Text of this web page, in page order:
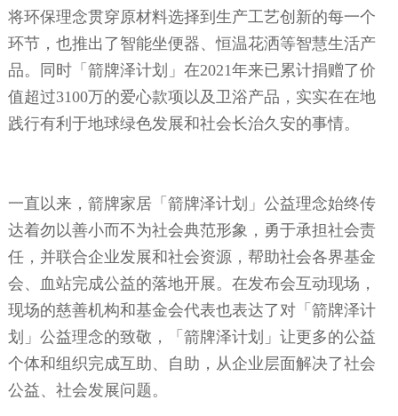
将环保理念贯穿原材料选择到生产工艺创新的每一个
环节，也推出了智能坐便器、恒温花洒等智慧生活产
品。同时「箭牌泽计划」在2021年来已累计捐赠了价
值超过3100万的爱心款项以及卫浴产品，实实在在地
践行有利于地球绿色发展和社会长治久安的事情。
一直以来，箭牌家居「箭牌泽计划」公益理念始终传
达着勿以善小而不为社会典范形象，勇于承担社会责
任，并联合企业发展和社会资源，帮助社会各界基金
会、血站完成公益的落地开展。在发布会互动现场，
现场的慈善机构和基金会代表也表达了对「箭牌泽计
划」公益理念的致敬，「箭牌泽计划」让更多的公益
个体和组织完成互助、自助，从企业层面解决了社会
公益、社会发展问题。